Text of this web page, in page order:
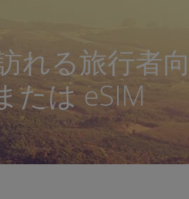
れる旅行者
たは eSIM